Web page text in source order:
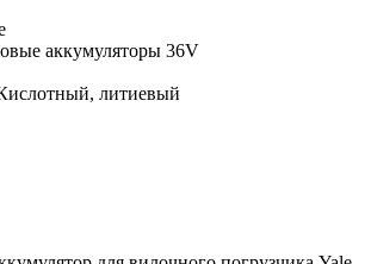
аккумуляторы 36V
литиевый